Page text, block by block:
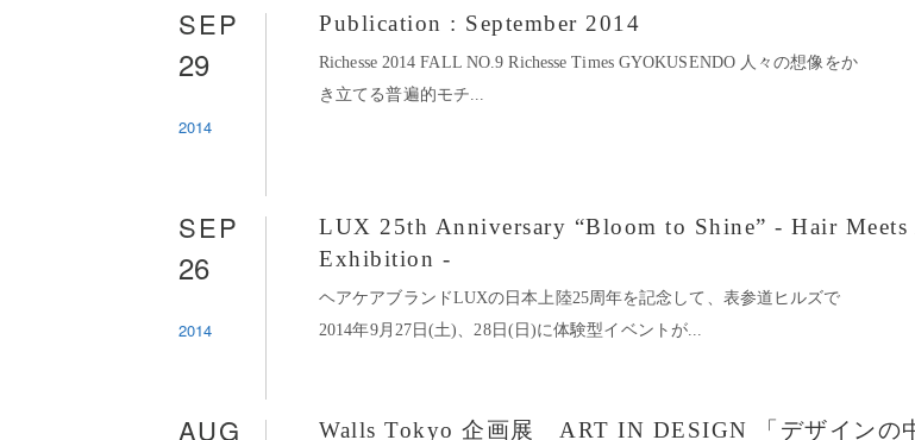
SEP
29
2014
Publication : September 2014
Richesse 2014 FALL NO.9 Richesse Times GYOKUSENDO 人々の想像をか
き立てる普遍的モチ...
SEP
26
2014
LUX 25th Anniversary “Bloom to Shine” - Hair Meets
Exhibition -
ヘアケアブランドLUXの日本上陸25周年を記念して、表参道ヒルズで
2014年9月27日(土)、28日(日)に体験型イベントが...
AUG Walls Tokyo 企画展 ART IN DESIGN 「デザインの